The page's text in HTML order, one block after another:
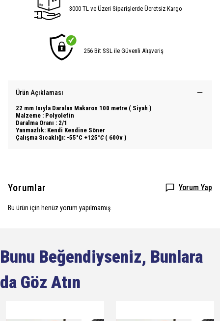
3000 TL ve Üzeri Siparişlerde Ücretsiz Kargo
256 Bit SSL ile Güvenli Alışveriş
Ürün Açıklaması
22 mm Isıyla Daralan Makaron 100 metre ( Siyah )
Malzeme : Polyolefin
Daralma Oranı : 2/1
Yanmazlık: Kendi Kendine Söner
Çalışma Sıcaklığı: -55°C +125°C ( 600v )
Yorumlar Yorum Yap
Bu ürün için henüz yorum yapılmamış.
Bunu Beğendiyseniz, Bunlara
da Göz Atın